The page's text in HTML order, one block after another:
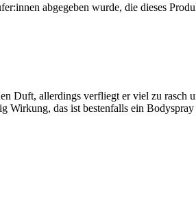
abgegeben wurde, die dieses
Duft, allerdings verfliegt er viel zu
Wirkung, das ist bestenfalls ein